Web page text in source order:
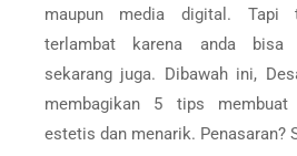
maupun media digital. Tapi
terlambat karena anda bisa
sekarang juga. Dibawah ini,
membagikan 5 tips membuat
estetis dan menarik. Penasaran?